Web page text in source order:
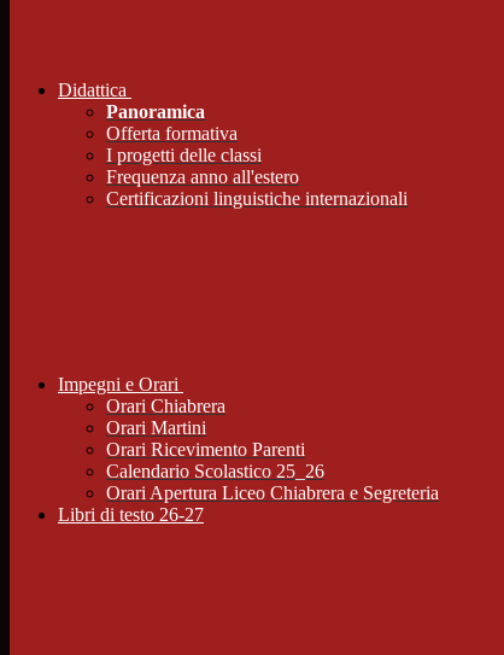
Didattica
Panoramica
Offerta formativa
I progetti delle classi
Frequenza anno all'estero
Certificazioni linguistiche internazionali
Impegni e Orari
Orari Chiabrera
Orari Martini
Orari Ricevimento Parenti
Calendario Scolastico 25_26
Orari Apertura Liceo Chiabrera e Segreteria
Libri di testo 26-27